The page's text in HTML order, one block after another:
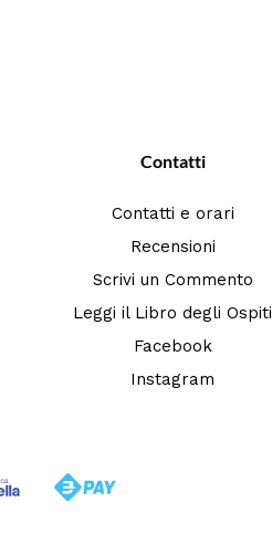
Contatti
Contatti e orari
Recensioni
Scrivi un Commento
Leggi il Libro degli Ospiti
Facebook
Instagram